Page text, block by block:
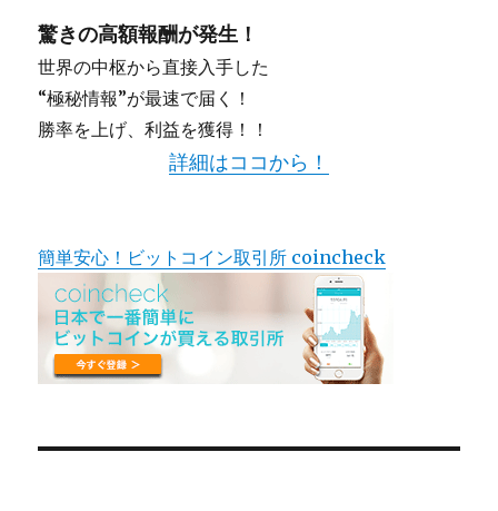
驚きの高額報酬が発生！
世界の中枢から直接入手した
“極秘情報”が最速で届く！
勝率を上げ、利益を獲得！！
詳細はココから！
簡単安心！ビットコイン取引所 coincheck